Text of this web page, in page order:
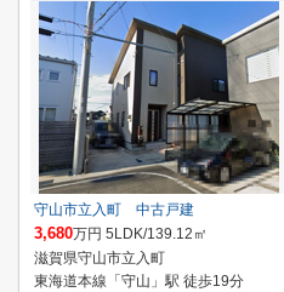
守山市立入町 中古戸建
3,680万円 5LDK/139.12㎡
滋賀県守山市立入町
東海道本線「守山」駅 徒歩19分